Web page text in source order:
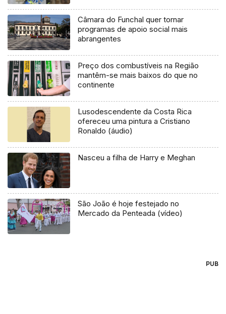
Câmara do Funchal quer tornar
programas de apoio social mais
abrangentes
Preço dos combustíveis na Região
mantêm-se mais baixos do que no
continente
Lusodescendente da Costa Rica
ofereceu uma pintura a Cristiano
Ronaldo (áudio)
Nasceu a filha de Harry e Meghan
São João é hoje festejado no
Mercado da Penteada (vídeo)
PUB